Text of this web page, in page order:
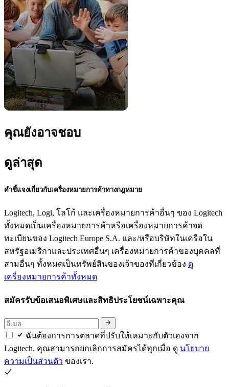
คุณยังอาจชอบ
ดูล่าสุด
คำชี้แจงเกี่ยวกับเครื่องหมายการค้าทางกฎหมาย
Logitech, Logi, โลโก้ และเครื่องหมายการค้าอื่นๆ ของ Logitech
ทั้งหมดเป็นเครื่องหมายการค้าหรือเครื่องหมายการค้าจด
ทะเบียนของ Logitech Europe S.A. และ/หรือบริษัทในเครือใน
สหรัฐอเมริกาและประเทศอื่นๆ เครื่องหมายการค้าของบุคคลที่
สามอื่นๆ ทั้งหมดเป็นทรัพย์สินของเจ้าของที่เกี่ยวข้อง ดู
เครื่องหมายการค้าทั้งหมด
สมัครรับข้อเสนอพิเศษและสิทธิประโยชน์เฉพาะคุณ
ฉันต้องการการตลาดที่ปรับให้เหมาะกับตัวเองจาก
Logitech. คุณสามารถยกเลิกการสมัครได้ทุกเมื่อ ดู นโยบาย
ความเป็นส่วนตัว ของเรา.